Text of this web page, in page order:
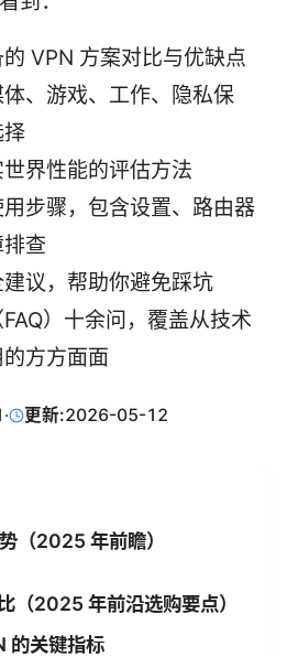
VPN 方案对比与优缺点
、游戏、工作、隐私保
界性能的评估方法
步骤，包含设置、路由器
查
议，帮助你避免踩坑
）十余问，覆盖从技术
方方面面
· 更新:2026-05-12
（2025 年前瞻）
（2025 年前沿选购要点）
的关键指标